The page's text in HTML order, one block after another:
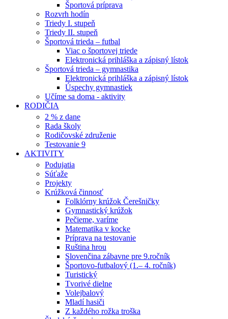
Športová príprava
Rozvrh hodín
Triedy I. stupeň
Triedy II. stupeň
Športová trieda – futbal
Viac o športovej triede
Elektronická prihláška a zápisný lístok
Športová trieda – gymnastika
Elektronická prihláška a zápisný lístok
Úspechy gymnastiek
Učíme sa doma - aktivity
RODIČIA
2 % z dane
Rada školy
Rodičovské združenie
Testovanie 9
AKTIVITY
Podujatia
Súťaže
Projekty
Krúžková činnosť
Folklórny krúžok Čerešničky
Gymnastický krúžok
Pečieme, varíme
Matematika v kocke
Príprava na testovanie
Ruština hrou
Slovenčina zábavne pre 9.ročník
Športovo-futbalový (1.– 4. ročník)
Turistický
Tvorivé dielne
Volejbalový
Mladí hasiči
Z každého rožka troška